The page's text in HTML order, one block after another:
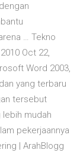
… Tekno
Oct 22,
Word 2003,
yang terbaru
tersebut
mudah
pekerjaannya
| ArahBlogg